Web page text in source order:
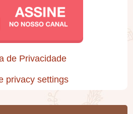
de Privacidade
privacy settings